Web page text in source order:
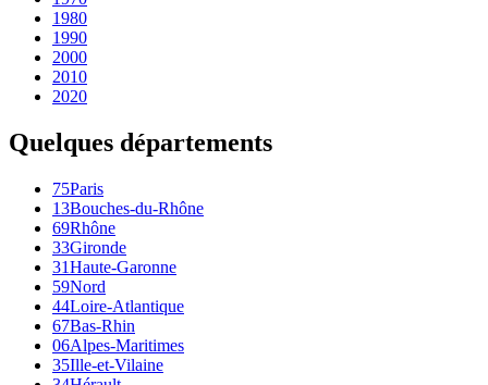
1980
1990
2000
2010
2020
Quelques départements
75Paris
13Bouches-du-Rhône
69Rhône
33Gironde
31Haute-Garonne
59Nord
44Loire-Atlantique
67Bas-Rhin
06Alpes-Maritimes
35Ille-et-Vilaine